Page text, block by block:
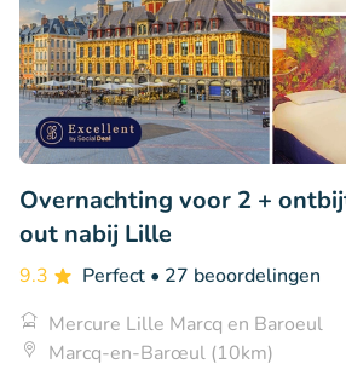
Overnachting voor 2 +
out nabij Lille
9.3 Perfect • 27 beoordelingen
Mercure Lille Marcq en Baroeul
Marcq-en-Barœul (10km)